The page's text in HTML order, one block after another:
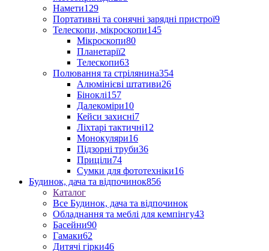
Намети129
Портативні та сонячні зарядні пристрої9
Телескопи, мікроскопи145
Мікроскопи80
Планетарії2
Телескопи63
Полювання та стрілянина354
Алюмінієві штативи26
Біноклі157
Далекоміри10
Кейси захисні7
Ліхтарі тактичні12
Монокуляри16
Підзорні труби36
Приціли74
Сумки для фототехніки16
Будинок, дача та відпочинок856
Каталог
Все Будинок, дача та відпочинок
Обладнання та меблі для кемпінгу43
Басейни90
Гамаки62
Дитячі гірки46